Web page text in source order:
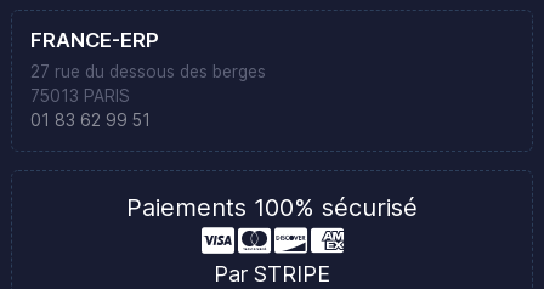
FRANCE-ERP
27 rue du dessous des berges
75013 PARIS
01 83 62 99 51
Paiements 100% sécurisé
Par STRIPE